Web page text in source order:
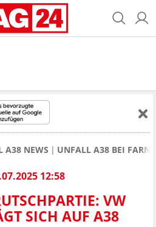
A38 NEWS UNFALL A38 BEI
12:58
VW
SICH AUF A38